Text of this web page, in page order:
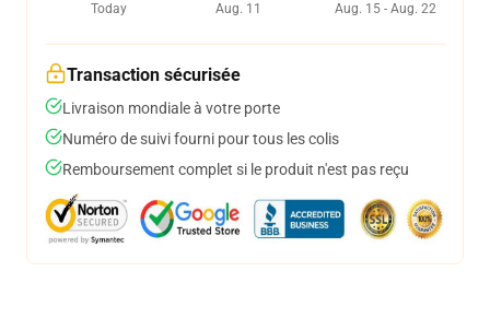
Today
Aug. 11
Aug. 15 - Aug. 22
Transaction sécurisée
Livraison mondiale à votre porte
Numéro de suivi fourni pour tous les colis
Remboursement complet si le produit n'est pas reçu